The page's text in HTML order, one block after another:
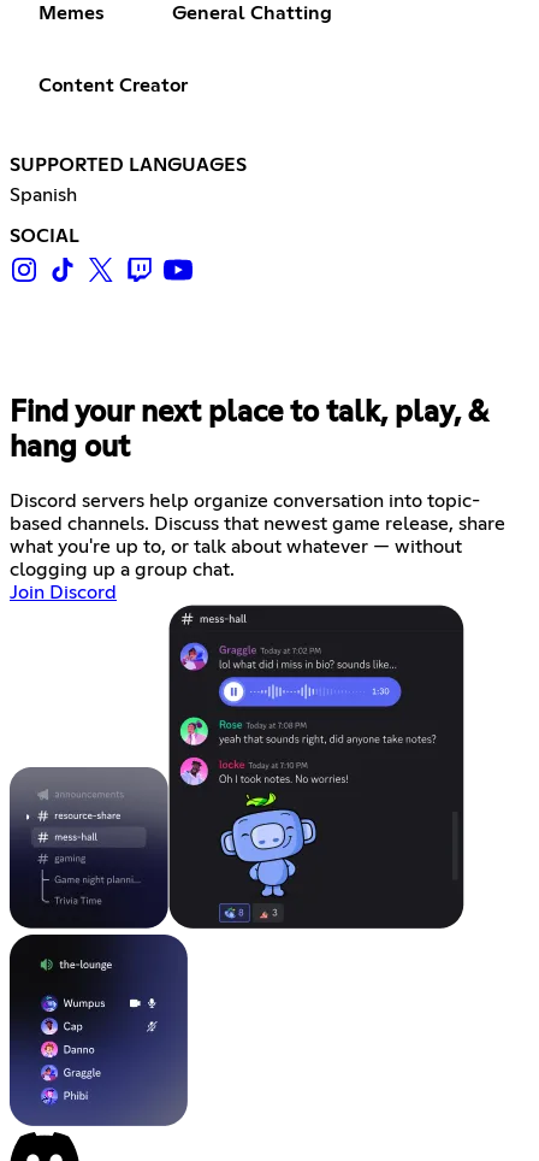
Memes General Chatting
Content Creator
SUPPORTED LANGUAGES
Spanish
SOCIAL
Find your next place to talk, play, &
hang out
Discord servers help organize conversation into topic-
based channels. Discuss that newest game release, share
what you're up to, or talk about whatever — without
clogging up a group chat.
Join Discord